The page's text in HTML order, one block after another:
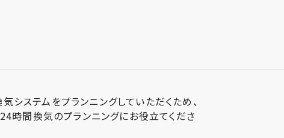
ステムをプランニングしていただくため、
時間換気のプランニングにお役立てくださ